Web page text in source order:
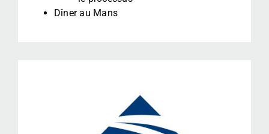
Dîner au Mans